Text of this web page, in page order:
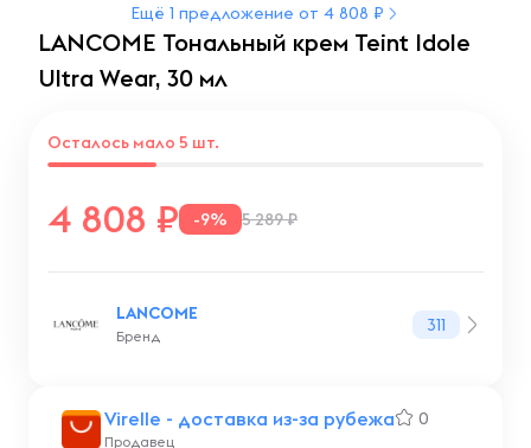
Ещё 1 предложение от 4 808 ₽
LANCOME Тональный крем Teint Idole
Ultra Wear, 30 мл
Virelle - доставка из-за рубежа 0
Продавец
4 808 -9% 5 289 ₽
Осталось мало 5 шт.
LANCOME
Бренд
311